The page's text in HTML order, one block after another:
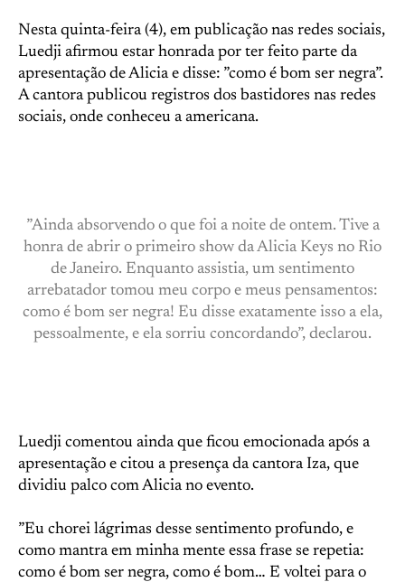
Nesta quinta-feira (4), em publicação nas redes sociais,
Luedji afirmou estar honrada por ter feito parte da
apresentação de Alicia e disse: ”como é bom ser negra”.
A cantora publicou registros dos bastidores nas redes
sociais, onde conheceu a americana.
”Ainda absorvendo o que foi a noite de ontem. Tive a
honra de abrir o primeiro show da Alicia Keys no Rio
de Janeiro. Enquanto assistia, um sentimento
arrebatador tomou meu corpo e meus pensamentos:
como é bom ser negra! Eu disse exatamente isso a ela,
pessoalmente, e ela sorriu concordando”, declarou.
Luedji comentou ainda que ficou emocionada após a
apresentação e citou a presença da cantora Iza, que
dividiu palco com Alicia no evento.
”Eu chorei lágrimas desse sentimento profundo, e
como mantra em minha mente essa frase se repetia:
como é bom ser negra, como é bom… E voltei para o